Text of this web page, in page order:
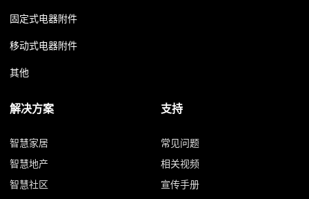
固定式电器附件
移动式电器附件
其他
解决方案
智慧家居
智慧地产
智慧社区
支持
常见问题
相关视频
宣传手册